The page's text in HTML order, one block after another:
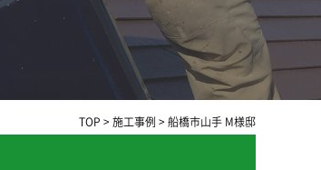
TOP > 施工事例 > 船橋市山手 M様邸